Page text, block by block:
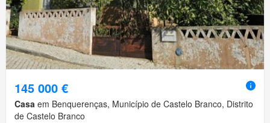
145 000 €
Casa em Benquerenças, Município de Castelo Branco, Distrito
de Castelo Branco